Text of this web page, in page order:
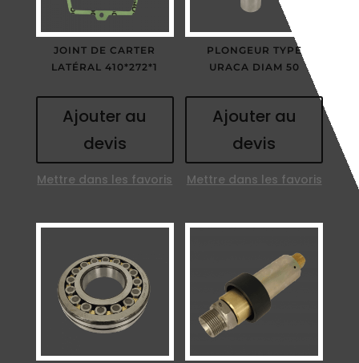
JOINT DE CARTER
LATÉRAL 410*272*1
Ajouter au
devis
Mettre dans les favoris
PLONGEUR TYPE
URACA DIAM 50
Ajouter au
devis
Mettre dans les favoris